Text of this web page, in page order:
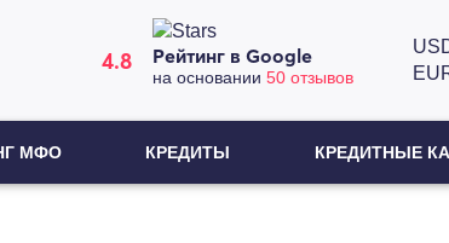
4.8 Рейтинг в Google
на основании50 отзывов
МФО КРЕДИТЫ КРЕДИТНЫЕ